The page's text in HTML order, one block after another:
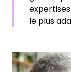
le plus